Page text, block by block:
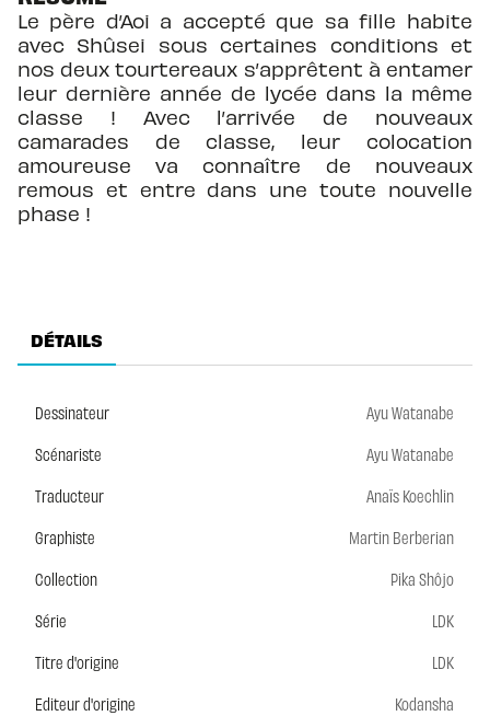
Le père d’Aoi a accepté que sa fille habite
avec Shûsei sous certaines conditions et
nos deux tourtereaux s’apprêtent à entamer
leur dernière année de lycée dans la même
classe ! Avec l’arrivée de nouveaux
camarades de classe, leur colocation
amoureuse va connaître de nouveaux
remous et entre dans une toute nouvelle
phase !
DÉTAILS
Dessinateur
Ayu Watanabe
Scénariste
Ayu Watanabe
Traducteur
Anaïs Koechlin
Graphiste
Martin Berberian
Collection
Pika Shôjo
Série
LDK
Titre d'origine
LDK
Editeur d'origine
Kodansha